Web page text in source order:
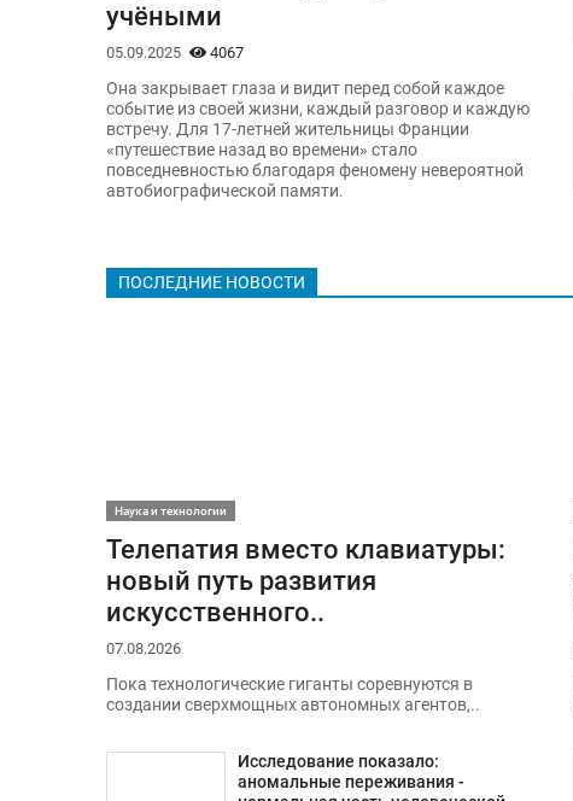
учёными
05.09.2025 4067
Она закрывает глаза и видит перед собой каждое
событие из своей жизни, каждый разговор и каждую
встречу. Для 17-летней жительницы Франции
«путешествие назад во времени» стало
повседневностью благодаря феномену невероятной
автобиографической памяти.
ПОСЛЕДНИЕ НОВОСТИ
Наука и технологии
Телепатия вместо клавиатуры:
новый путь развития
искусственного..
07.08.2026
Пока технологические гиганты соревнуются в
создании сверхмощных автономных агентов,..
Исследование показало:
аномальные переживания -